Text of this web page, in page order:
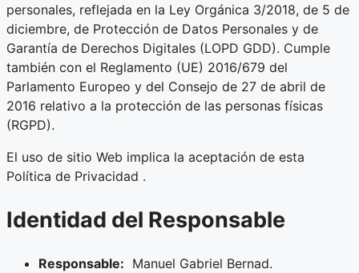
personales, reflejada en la Ley Orgánica 3/2018, de 5 de
diciembre, de Protección de Datos Personales y de
Garantía de Derechos Digitales (LOPD GDD). Cumple
también con el Reglamento (UE) 2016/679 del
Parlamento Europeo y del Consejo de 27 de abril de
2016 relativo a la protección de las personas físicas
(RGPD).
El uso de sitio Web implica la aceptación de esta
Política de Privacidad .
Identidad del Responsable
Responsable: Manuel Gabriel Bernad.